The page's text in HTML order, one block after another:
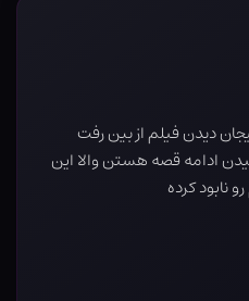
دیدن فیلم از بین رفت
ادامه قصه هستن والا این
نابود کرده